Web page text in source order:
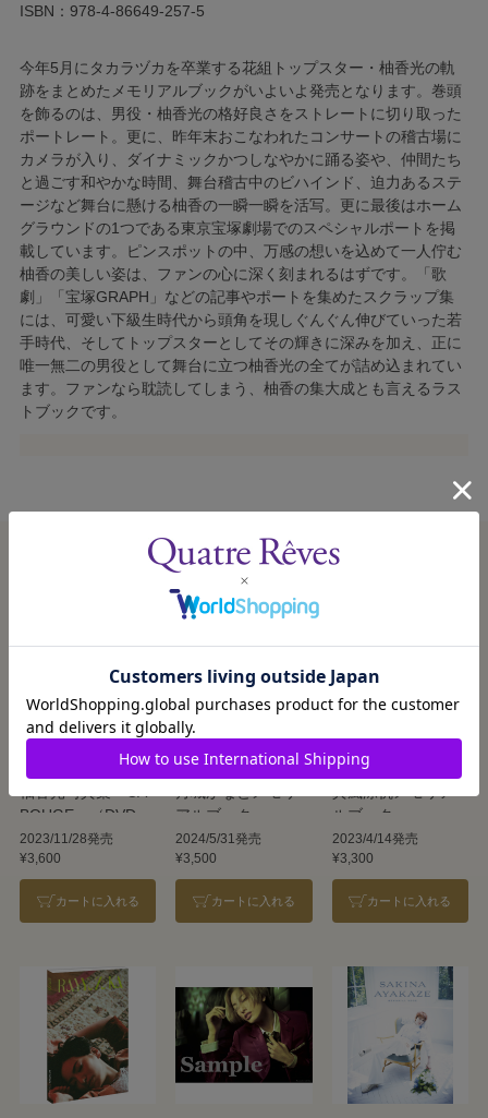
ISBN：978-4-86649-257-5
今年5月にタカラヅカを卒業する花組トップスター・柚香光の軌
跡をまとめたメモリアルブックがいよいよ発売となります。巻頭
を飾るのは、男役・柚香光の格好良さをストレートに切り取った
ポートレート。更に、昨年末おこなわれたコンサートの稽古場に
カメラが入り、ダイナミックかつしなやかに踊る姿や、仲間たち
と過ごす和やかな時間、舞台稽古中のビハインド、迫力あるステ
ージなど舞台に懸ける柚香の一瞬一瞬を活写。更に最後はホーム
グラウンドの1つである東京宝塚劇場でのスペシャルポートを掲
載しています。ピンスポットの中、万感の想いを込めて一人佇む
柚香の美しい姿は、ファンの心に深く刻まれるはずです。「歌
劇」「宝塚GRAPH」などの記事やポートを集めたスクラップ集
には、可愛い下級生時代から頭角を現しぐんぐん伸びていった若
手時代、そしてトップスターとしてその輝きに深みを加え、正に
唯一無二の男役として舞台に立つ柚香光の全てが詰め込まれてい
ます。ファンなら耽読してしまう、柚香の集大成とも言えるラス
トブックです。
この商品を見た人はこんな商品も見ています
柚香光写真集「CA
BOUGE」（DVD
付）
2023/11/28発売
¥3,600
カートに入れる
月城かなとメモリ
アルブック
2024/5/31発売
¥3,500
カートに入れる
真風涼帆メモリア
ルブック
2023/4/14発売
¥3,300
カートに入れる